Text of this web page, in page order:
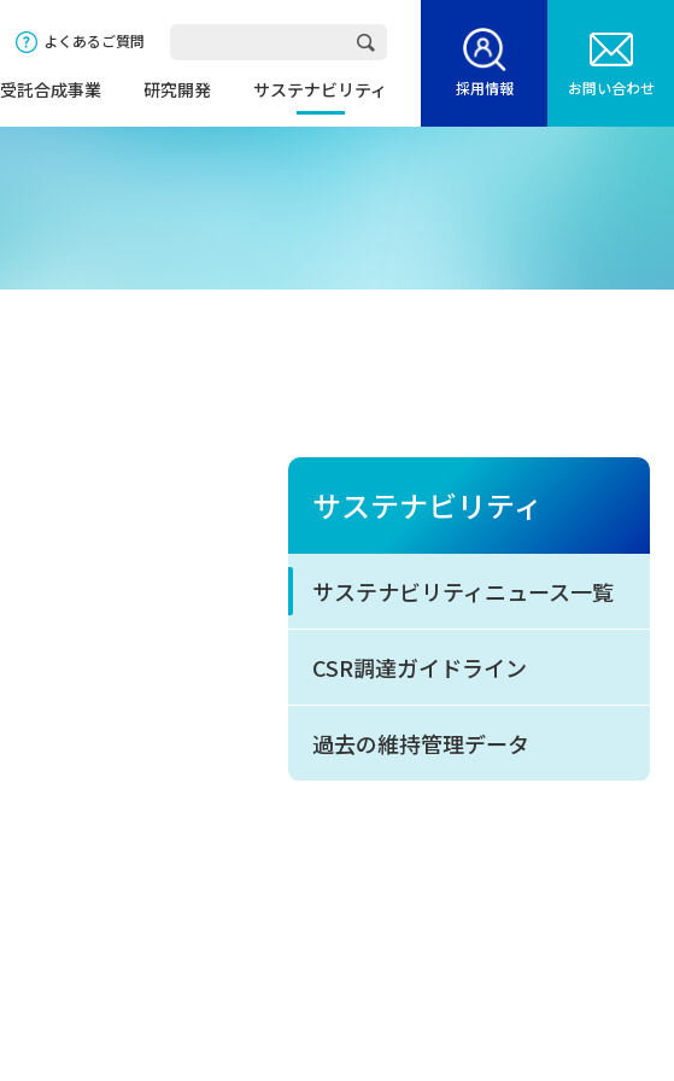
よくあるご質問
受託合成事業 研究開発 サステナビリティ 採用情報 お問い合わせ
サステナビリティ
サステナビリティニュース一覧
CSR調達ガイドライン
過去の維持管理データ